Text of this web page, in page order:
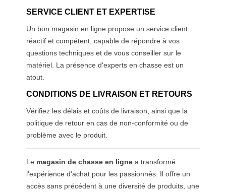
SERVICE CLIENT ET EXPERTISE
Un bon magasin en ligne propose un service client
réactif et compétent, capable de répondre à vos
questions techniques et de vous conseiller sur le
matériel. La présence d'experts en chasse est un
atout.
CONDITIONS DE LIVRAISON ET RETOURS
Vérifiez les délais et coûts de livraison, ainsi que la
politique de retour en cas de non-conformité ou de
problème avec le produit.
Le magasin de chasse en ligne a transformé
l'expérience d'achat pour les passionnés. Il offre un
accès sans précédent à une diversité de produits, une